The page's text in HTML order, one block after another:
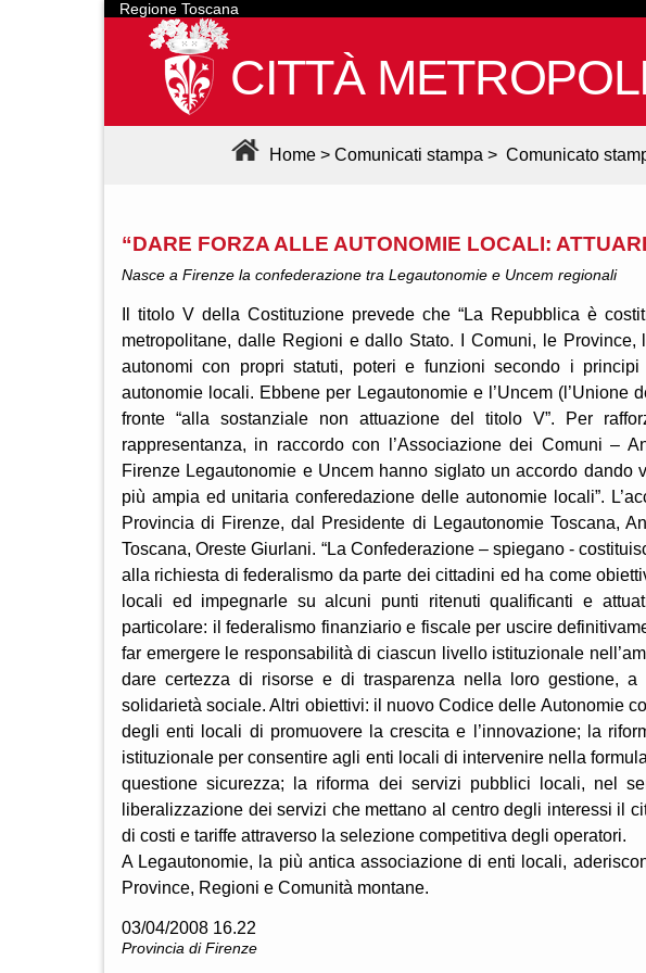
Regione Toscana
CITTÀ
Home > Comunicati stampa > Comunicato
“DARE FORZA ALLE AUTONOMIE LOCALI:
Nasce a Firenze la confederazione tra Legautonomie e Uncem regionali
Il titolo V della Costituzione prevede che “La Repubblica è
metropolitane, dalle Regioni e dallo Stato. I Comuni, le
autonomi con propri statuti, poteri e funzioni secondo i
autonomie locali. Ebbene per Legautonomie e l’Uncem (l’Unione
fronte “alla sostanziale non attuazione del titolo V”. Per
rappresentanza, in raccordo con l’Associazione dei Comuni –
Firenze Legautonomie e Uncem hanno siglato un accordo dando
più ampia ed unitaria conferedazione delle autonomie locali”.
Provincia di Firenze, dal Presidente di Legautonomie Toscana,
Toscana, Oreste Giurlani. “La Confederazione – spiegano -
alla richiesta di federalismo da parte dei cittadini ed ha come
locali ed impegnarle su alcuni punti ritenuti qualificanti e
particolare: il federalismo finanziario e fiscale per uscire
far emergere le responsabilità di ciascun livello istituzionale
dare certezza di risorse e di trasparenza nella loro gestione,
solidarietà sociale. Altri obiettivi: il nuovo Codice delle Autonomie
degli enti locali di promuovere la crescita e l’innovazione; la
istituzionale per consentire agli enti locali di intervenire nella
questione sicurezza; la riforma dei servizi pubblici locali, nel
liberalizzazione dei servizi che mettano al centro degli interessi il
di costi e tariffe attraverso la selezione competitiva degli operatori.
A Legautonomie, la più antica associazione di enti locali,
Province, Regioni e Comunità montane.
03/04/2008 16.22
Provincia di Firenze